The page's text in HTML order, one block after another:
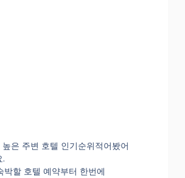
은 주변 호텔 인기순위적어봤어
.
할 호텔 예약부터 한번에